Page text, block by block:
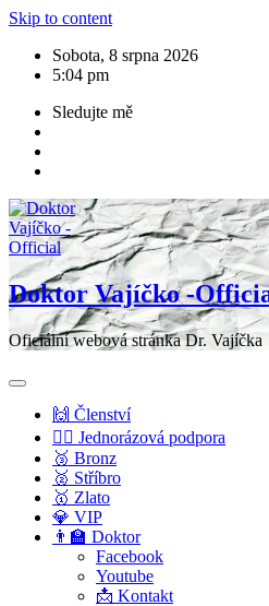
Skip to content
Sobota, 8 srpna 2026
5:04 pm
Sledujte mě
Doktor Vajíčko -
Oficiální webová stránka Dr. Vajíčka
🙌 Členství
💁‍♂️ Jednorázová podpora
🥉 Bronz
🥈 Stříbro
🥇 Zlato
💎 VIP
👨‍🏫 Doktor
Facebook
Youtube
📩 Kontakt